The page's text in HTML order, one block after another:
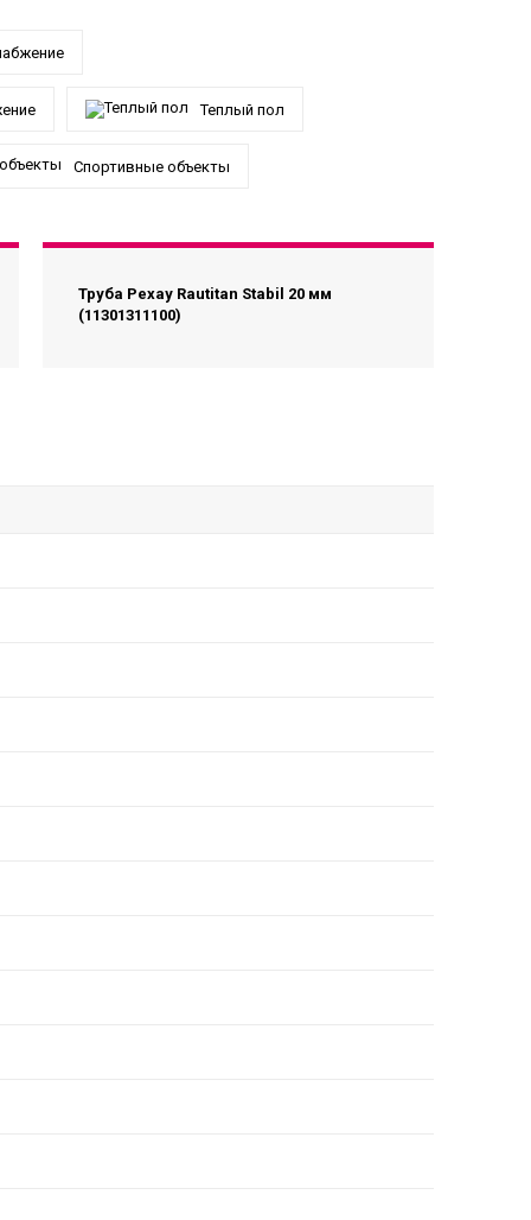
Теплый пол
Спортивные объекты
Труба Рехау Rautitan Stabil 20 мм
(11301311100)